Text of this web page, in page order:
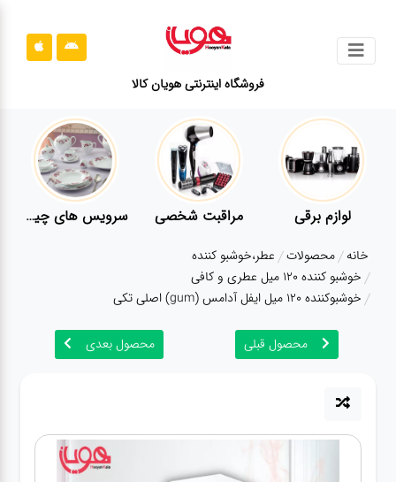
فروشگاه اینترنتی هویان کالا
محصولات
قوانین
سایت
ارتباط
درباره
ما
لوازم برقی
لوازم برقی مراقبت شخصی سرویس های چینی زرین
خانه محصولات عطر،خوشبو کننده
خوشبو کننده 120 میل عطری و کافی
خوشبوکننده 120 میل ایفل آدامس (gum) اصلی تکی
محصول قبلی محصول بعدی